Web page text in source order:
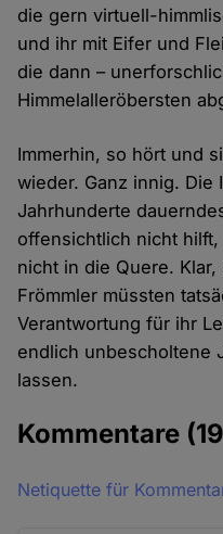
die gern virtuell-
und ihr mit Eifer und
die dann –
Himmelalleröbersten
Immerhin, so hört und
wieder. Ganz innig. Die
Jahrhunderte
offensichtlich nicht
nicht in die Quere.
Frömmler müssten
Verantwortung für ihr
endlich unbescholtene
lassen.
Kommentare
Netiquette für